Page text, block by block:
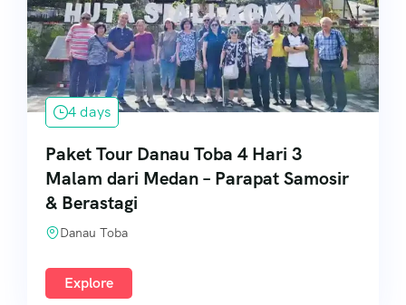
4 days
Paket Tour Danau Toba 4 Hari 3
Malam dari Medan – Parapat Samosir
& Berastagi
Danau Toba
Explore